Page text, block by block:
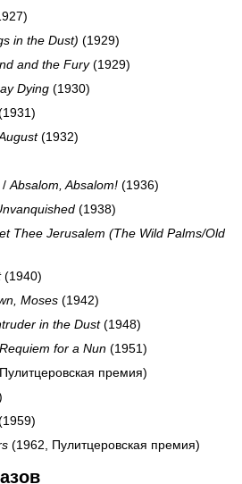
in the Dust) (1929)
and the Fury(1929)
Dying (1930)
(1932)
/ Absalom, Absalom! (1936)
(1938)
Thee Jerusalem (The Wild Palms/Old
(1940)
Moses (1942)
in the Dust(1948)
Requiem for a Nun (1951)
премия)
(1962, Пулитцеровская премия)